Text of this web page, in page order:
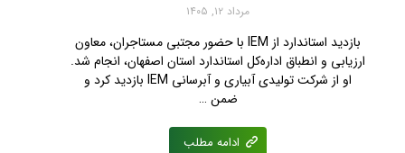
مرداد ۱۲, ۱۴۰۵
بازدید استاندارد از IEM با حضور مجتبی مستاجران، معاون
ارزیابی و انطباق اداره‌کل استاندارد استان اصفهان، انجام شد.
او از شرکت تولیدی آبیاری و آبرسانی IEM بازدید کرد و
ضمن …
ادامه مطلب